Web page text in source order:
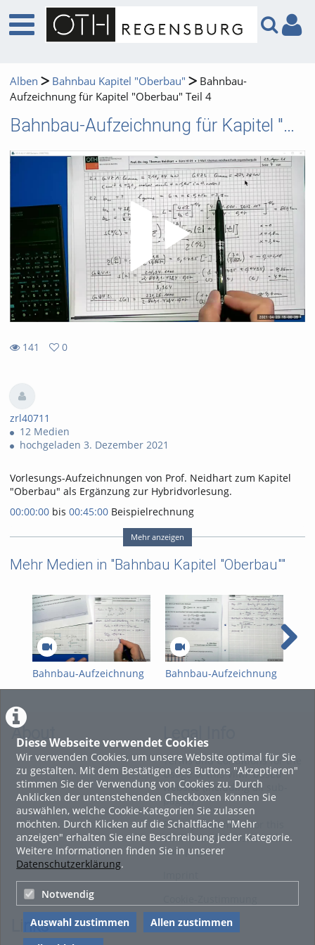
Diese Webseite verwendet Cookies
Wir verwenden Cookies, um unsere Website optimal für Sie
zu gestalten. Mit dem Bestätigen des Buttons "Akzeptieren"
stimmen Sie der Verwendung von Cookies zu. Durch
Anklicken der untenstehenden Checkboxen können Sie
auswählen, welche Cookie-Kategorien Sie zulassen
möchten. Durch Klicken auf die Schaltfläche "Mehr
anzeigen" erhalten Sie eine Beschreibung jeder Kategorie.
Weitere Informationen finden Sie in unserer
Datenschutzerklärung.
Notwendig
Auswahl zustimmen
Allen zustimmen
Alben Bahnbau Kapitel "Oberbau"
Bahnbau-
Aufzeichnung für Kapitel "Oberbau" Teil 4
Bahnbau-Aufzeichnung für Kapitel "Oberbau" Teil 4
141
0
zrl40711
12 Medien
hochgeladen 3. Dezember 2021
Vorlesungs-Aufzeichnungen von Prof. Neidhart zum Kapitel
"Oberbau" als Ergänzung zur Hybridvorlesung.
00:00:00 bis 00:45:00 Beispielrechnung
Bettungsmodulverfahren
00:45:00bis Ende Beispielrechnung Superposition
Das zugehörige Übungsblatt finden sie auf Moodle unter dem
Kapitel "Oberbau".
Tags:
bahnbau
superposition
rechenübung
beispielrechnung
bettungsmodulverfahren
Mehr anzeigen
Mehr Medien in "Bahnbau Kapitel "Oberbau""
Bahnbau-Aufzeichnung
für Kapitel "Oberbau"
Bahnbau-Aufzeichnung
für Kapitel "Oberbau"
für
About Legal Info
Terms and Conditions for the
Usage of this ViMP based
website (including all sub-
pages)
Privacy Statement for this
ViMP based Website incl.
Sub-pages
Links